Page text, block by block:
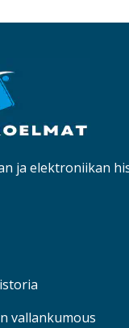
ja elektroniikan
vallankumous